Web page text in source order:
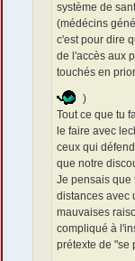
système de
(médécins
c'est pour dire
de l'accès aux
touchés en
)
Tout ce que tu
le faire avec
ceux qui
que notre
Je pensais que
distances avec
mauvaises
compliqué à
prétexte de "se